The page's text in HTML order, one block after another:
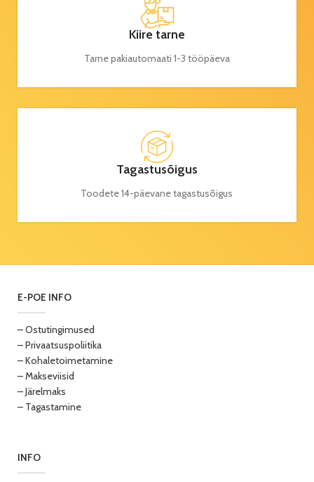
Kiire tarne
Tarne pakiautomaati 1-3 tööpäeva
Tagastusõigus
Toodete 14-päevane tagastusõigus
E-POE INFO
– Ostutingimused
– Privaatsuspoliitika
– Kohaletoimetamine
– Makseviisid
– Järelmaks
– Tagastamine
INFO